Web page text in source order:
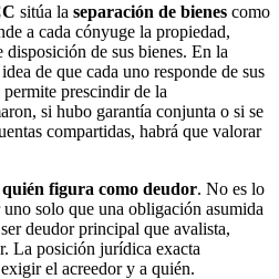
sitúa la separación de bienes como
a cada cónyuge la propiedad,
de sus bienes. En la
de que cada uno responde de sus
prescindir de la
si hubo garantía conjunta o si se
compartidas, habrá que valorar
quién figura como deudor. No es lo
solo que una obligación asumida
deudor principal que avalista,
La posición jurídica exacta
el acreedor y a quién.